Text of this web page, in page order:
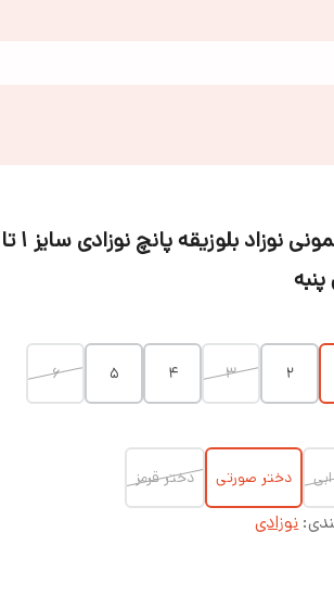
۲ ۳ ۴ ۵
۶
دختر صورتی دختر قرمز
:نوزادی